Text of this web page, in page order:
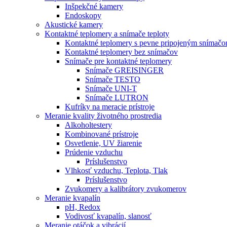
Inšpekčné kamery
Endoskopy
Akustické kamery
Kontaktné teplomery a snímače teploty
Kontaktné teplomery s pevne pripojeným
Kontaktné teplomery bez snímačov
Snímače pre kontaktné teplomery
Snímače GREISINGER
Snímače TESTO
Snímače UNI-T
Snímače LUTRON
Kufríky na meracie prístroje
Meranie kvality životného prostredia
Alkoholtestery
Kombinované prístroje
Osvetlenie, UV žiarenie
Prúdenie vzduchu
Príslušenstvo
Vlhkosť vzduchu, Teplota, Tlak
Príslušenstvo
Zvukomery a kalibrátory zvukomerov
Meranie kvapalín
pH, Redox
Vodivosť kvapalín, slanosť
Meranie otáčok a vibrácií